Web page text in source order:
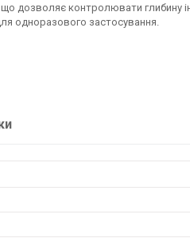
дозволяє контролювати глибину
одноразового застосування.